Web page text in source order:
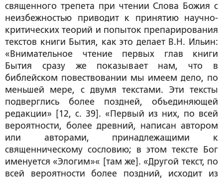
священного трепета при чтении Слова Божия с
неизбежностью приводит к принятию научно-
критических теорий и попыток препарирования
текстов книги Бытия, как это делает В.Н. Ильин:
«Внимательное чтение первых глав книги
Бытия сразу же показывает нам, что в
библейском повествовании мы имеем дело, по
меньшей мере, с двумя текстами. Эти тексты
подверглись более поздней, объединяющей
редакции» [12, с. 39]. «Первый из них, по всей
вероятности, более древний, написан автором
или авторами, принадлежащими к
священническому сословию; в этом тексте Бог
именуется «Элогим»« [там же]. «Другой текст, по
всей вероятности более поздний, исходит из